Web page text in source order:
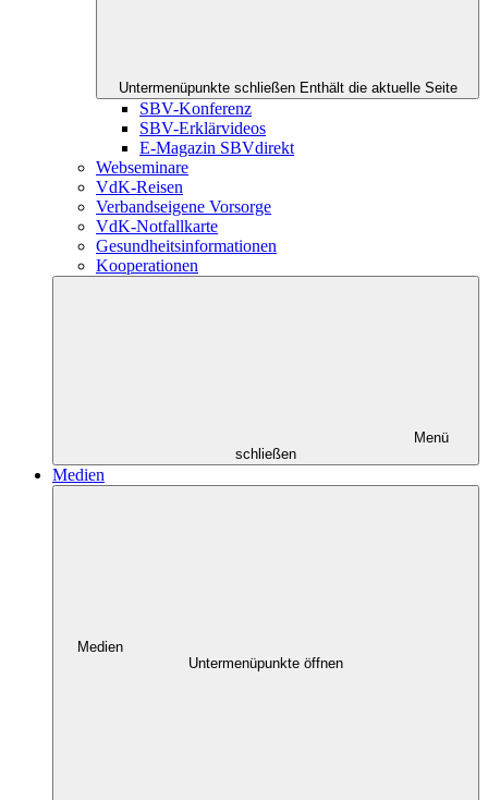
Untermenüpunkte schließen Enthält die aktuelle Seite
SBV-Konferenz
SBV-Erklärvideos
E-Magazin SBVdirekt
Webseminare
VdK-Reisen
Verbandseigene Vorsorge
VdK-Notfallkarte
Gesundheitsinformationen
Kooperationen
Menü
schließen
Medien
Medien
Untermenüpunkte öffnen